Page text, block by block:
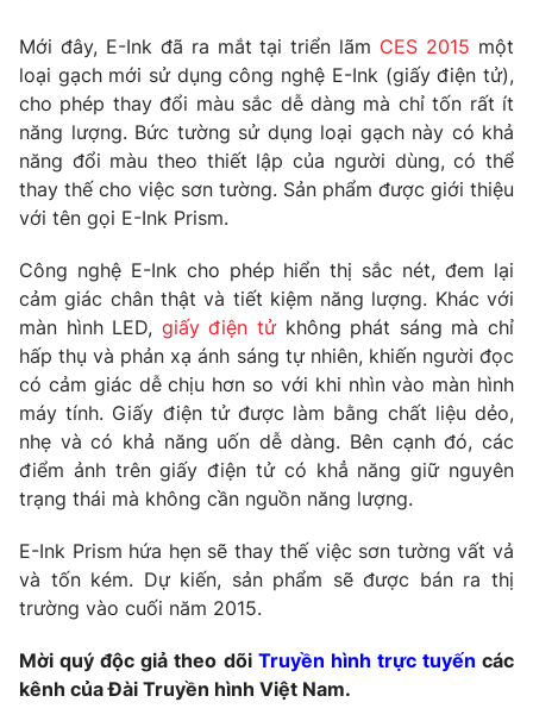
Thế giới đó đây
Câu chuyện quốc tế
Tài chính
Thị trường
Góc doanh nghiệp
Dữ liệu và đời sống
Truyền hình
Phim VTV
Hậu trường
Nhân vật
Khán giả
Giải sao mai
Giải trí
Điện ảnh
Âm nhạc
Sao
Đời sống
Du lịch
Làm đẹp
Chất lượng cuộc sống
Giáo dục
Tuyển sinh
Học trực tuyến
Công nghệ
Hitech Công nghệ tương lai
Sản phẩm
Thị trường
Giao lưu trực tuyến
Lịch phát sóng
Chuyên mục khác
Mới đây, E-Ink đã ra mắt tại triển lãm CES 2015 một
loại gạch mới sử dụng công nghệ E-Ink (giấy điện tử),
cho phép thay đổi màu sắc dễ dàng mà chỉ tốn rất ít
năng lượng. Bức tường sử dụng loại gạch này có khả
năng đổi màu theo thiết lập của người dùng, có thể
thay thế cho việc sơn tường. Sản phẩm được giới thiệu
với tên gọi E-Ink Prism.
Công nghệ E-Ink cho phép hiển thị sắc nét, đem lại
cảm giác chân thật và tiết kiệm năng lượng. Khác với
màn hình LED, giấy điện tửkhông phát sáng mà chỉ
hấp thụ và phản xạ ánh sáng tự nhiên, khiến người đọc
có cảm giác dễ chịu hơn so với khi nhìn vào màn hình
máy tính. Giấy điện tử được làm bằng chất liệu dẻo,
nhẹ và có khả năng uốn dễ dàng. Bên cạnh đó, các
điểm ảnh trên giấy điện tử có khẳ năng giữ nguyên
trạng thái mà không cần nguồn năng lượng.
E-Ink Prism hứa hẹn sẽ thay thế việc sơn tường vất vả
và tốn kém. Dự kiến, sản phẩm sẽ được bán ra thị
trường vào cuối năm 2015.
Mời quý độc giả theo dõi Truyền hình trực tuyến các
kênh của Đài Truyền hình Việt Nam.